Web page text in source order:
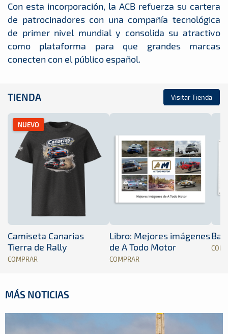
Con esta incorporación, la ACB refuerza su cartera
de patrocinadores con una compañía tecnológica
de primer nivel mundial y consolida su atractivo
como plataforma para que grandes marcas
conecten con el público español.
TIENDA Visitar Tienda
NUEVO
Camiseta Canarias
Tierra de Rally
COMPRAR
Libro: Mejores imágenes
de A Todo Motor
COMPRAR
MÁS NOTICIAS